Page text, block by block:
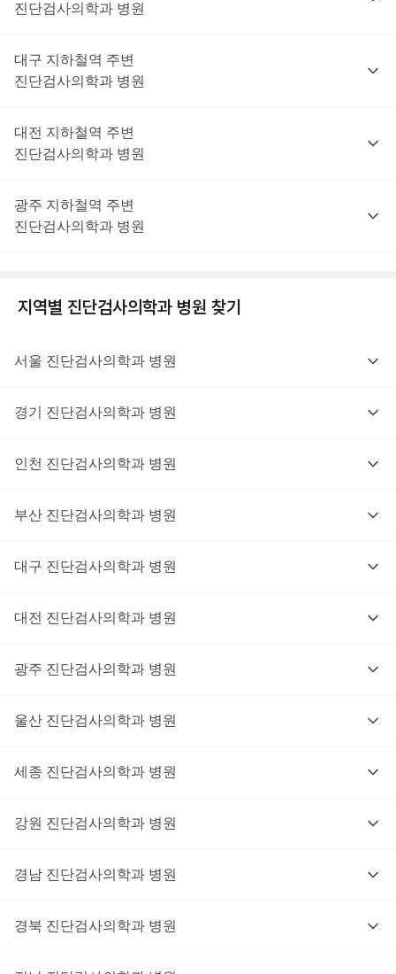
진단검사의학과 병원
대구 지하철역 주변
진단검사의학과 병원
대전 지하철역 주변
진단검사의학과 병원
광주 지하철역 주변
진단검사의학과 병원
지역별 진단검사의학과 병원 찾기
서울 진단검사의학과 병원
경기 진단검사의학과 병원
인천 진단검사의학과 병원
부산 진단검사의학과 병원
대구 진단검사의학과 병원
대전 진단검사의학과 병원
광주 진단검사의학과 병원
울산 진단검사의학과 병원
세종 진단검사의학과 병원
강원 진단검사의학과 병원
경남 진단검사의학과 병원
경북 진단검사의학과 병원